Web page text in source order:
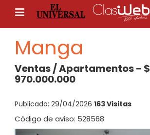
Manga
Ventas / Apartamentos - $
970.000.000
Publicado: 29/04/2026 163 Visitas
Código de aviso: 528568